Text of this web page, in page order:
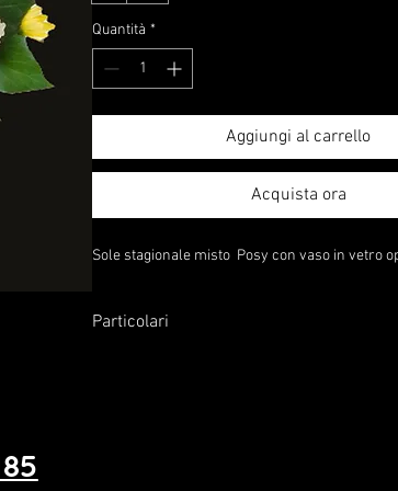
Quantità *
Aggiungi al carrello
Acquista ora
Sole stagionale misto Posy con vaso in vetro
Particolari